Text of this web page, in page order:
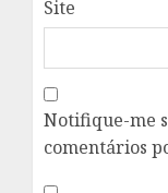
Site
Notifique-me
comentários